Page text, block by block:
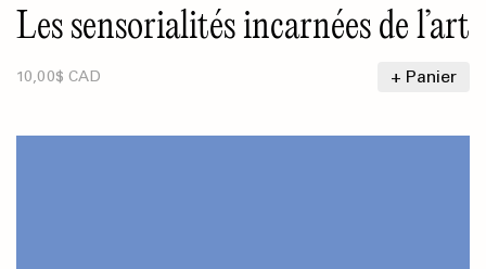
Les sensorialités incarnées de l’art
10,00$ CAD + Panier